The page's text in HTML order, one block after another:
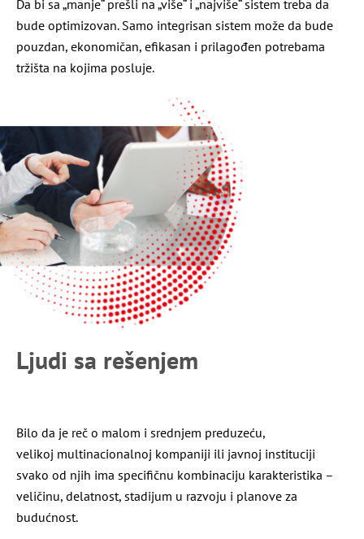
Da bi sa „manje“ prešli na „više“ i „najviše“ sistem treba da
bude optimizovan. Samo integrisan sistem može da bude
pouzdan, ekonomičan, efikasan i prilagođen potrebama
tržišta na kojima posluje.
Ljudi sa rešenjem
Bilo da je reč o malom i srednjem preduzeću,
velikoj multinacionalnoj kompaniji ili javnoj instituciji
svako od njih ima specifičnu kombinaciju karakteristika –
veličinu, delatnost, stadijum u razvoju i planove za
budućnost.